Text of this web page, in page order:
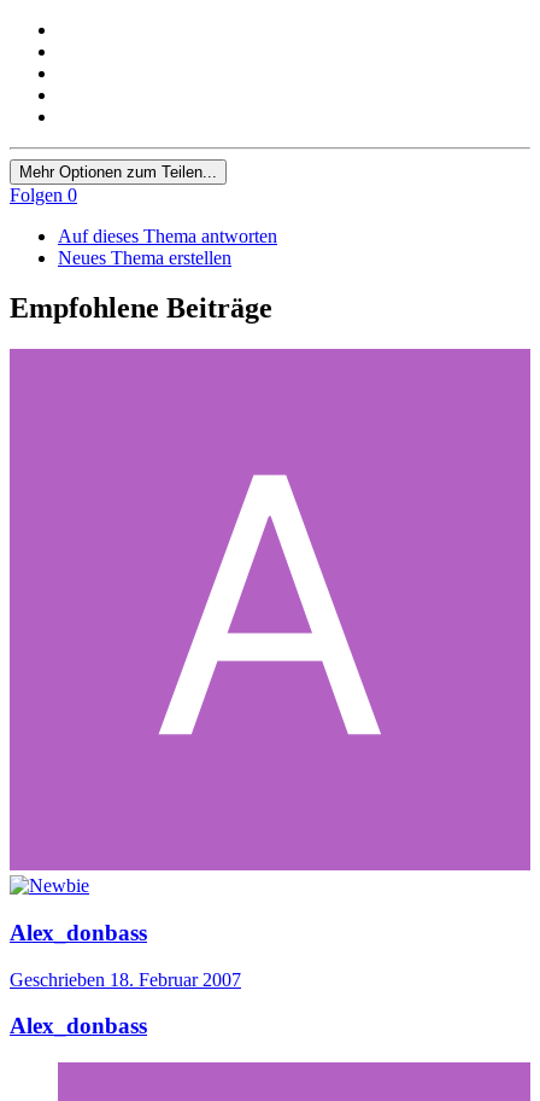
Mehr Optionen zum Teilen...
Folgen 0
Auf dieses Thema antworten
Neues Thema erstellen
Empfohlene Beiträge
Alex_donbass
Geschrieben 18. Februar 2007
Alex_donbass